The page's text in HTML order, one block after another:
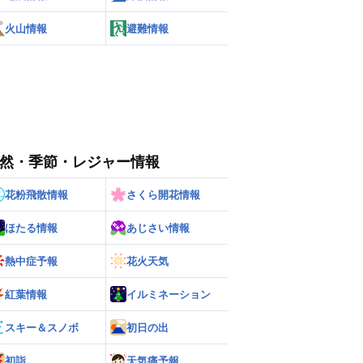
火山情報 避難情報
・季節・レジャー情報
花粉飛散情報 さくら開花情報
ほたる情報 あじさい情報
熱中症予報 花火天気
紅葉情報 イルミネーション
スキー＆スノボ 初日の出
初詣 天気痛予報